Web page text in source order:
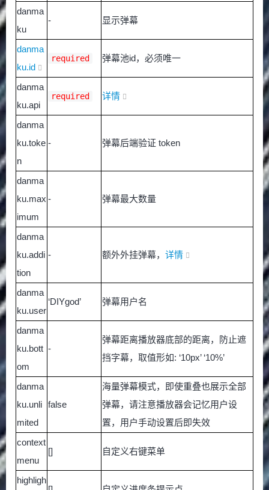
danma
ku
- 显示弹幕
danma
ku.id
required 弹幕池id，必须唯一
danma
ku.api
required 详情
danma
ku.toke
n
- 弹幕后端验证 token
danma
ku.max
imum
- 弹幕最大数量
danma
ku.addi
tion
- 额外外挂弹幕， 详情
danma
ku.user
‘DIYgod’ 弹幕用户名
danma
ku.bott
om
-
弹幕距离播放器底部的距离，防止遮
挡字幕，取值形如: ‘10px’ ‘10%’
danma
ku.unli
mited
false
海量弹幕模式，即使重叠也展示全部
弹幕，请注意播放器会记忆用户设
置，用户手动设置后即失效
context
menu
[] 自定义右键菜单
highligh